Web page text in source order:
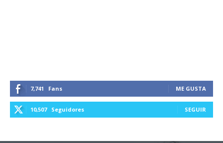
7,741 Fans ME GUSTA
10,507 Seguidores SEGUIR